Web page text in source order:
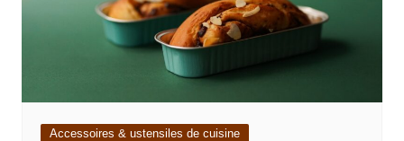
Accessoires & ustensiles de cuisine